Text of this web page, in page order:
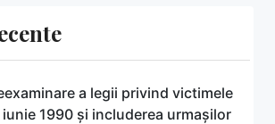
a legii privind victimele
1990 și includerea urmașilor